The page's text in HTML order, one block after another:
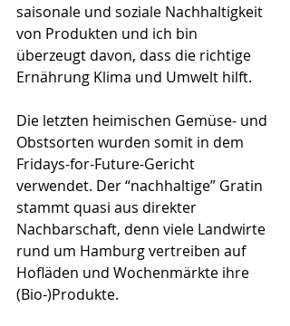
saisonale und soziale Nachhaltigkeit
von Produkten und ich bin
überzeugt davon, dass die richtige
Ernährung Klima und Umwelt hilft.
Die letzten heimischen Gemüse- und
Obstsorten wurden somit in dem
Fridays-for-Future-Gericht
verwendet. Der “nachhaltige” Gratin
stammt quasi aus direkter
Nachbarschaft, denn viele Landwirte
rund um Hamburg vertreiben auf
Hofläden und Wochenmärkte ihre
(Bio-)Produkte.